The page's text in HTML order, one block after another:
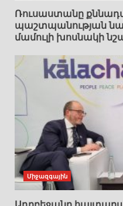
Ռուսաստանը
պաշտպանության
մամուլի խոսնակի
Միջազգային